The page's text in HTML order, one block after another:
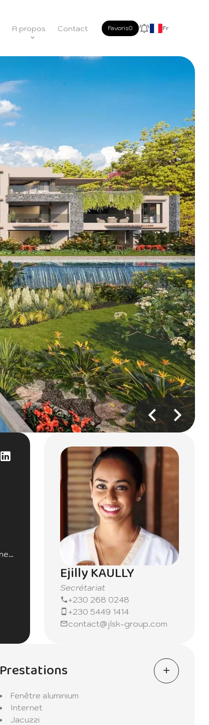
A propos Contact Favoris0 Fr
Ejilly KAULLY
Secrétariat
+230 268 0248
+230 5449 1414
contact@jlsk-group.com
Prestations
Fenêtre aluminium
Internet
Jacuzzi